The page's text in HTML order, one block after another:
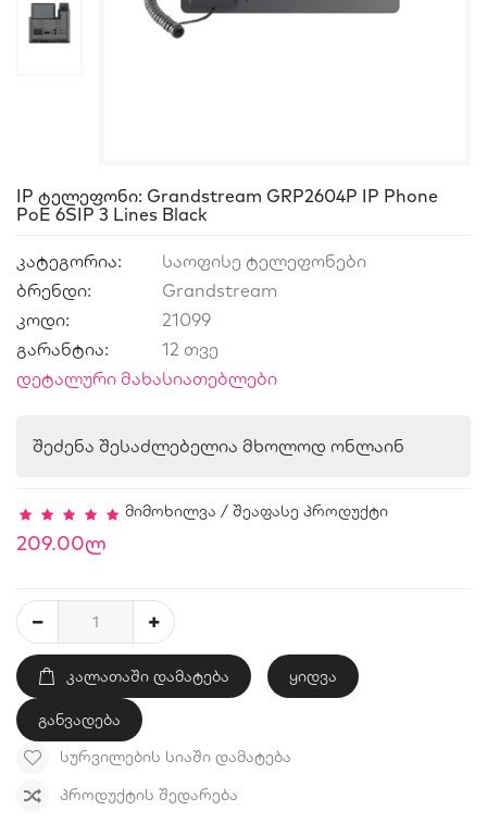
IP Ტელეფონი: Grandstream GRP2604P IP Phone
PoE 6SIP 3 Lines Black
კატეგორია:
საოფისე ტელეფონები
ბრენდი:
Grandstream
კოდი:
21099
გარანტია:
12 თვე
დეტალური მახასიათებლები
შეძენა შესაძლებელია მხოლოდ ონლაინ
მიმოხილვა / შეაფასე პროდუქტი
209.00ლ
ᲙᲐᲚᲐᲗᲐᲨᲘ ᲓᲐᲛᲐᲢᲔᲑᲐ ყიდვა
განვადება
ᲡᲣᲠᲕᲘᲚᲔᲑᲘᲡ ᲡᲘᲐᲨᲘ ᲓᲐᲛᲐᲢᲔᲑᲐ
ᲞᲠᲝᲓᲣᲥᲢᲘᲡ ᲨᲔᲓᲐᲠᲔᲑᲐ